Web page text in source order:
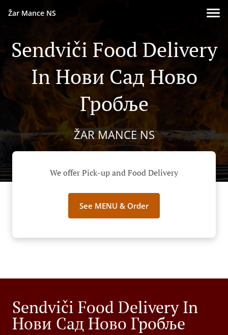
Žar Mance NS
Sendviči Food Delivery
In Нови Сад Ново
Гробље
ŽAR MANCE NS
We offer Pick-up and Food Delivery
See MENU & Order
Sendviči Food Delivery In
Нови Сад Ново Гробље